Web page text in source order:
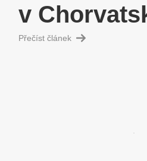
v
Přečíst článek